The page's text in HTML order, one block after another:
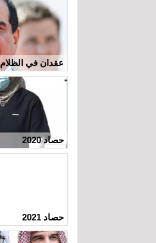
عقدان في الظلام
حصاد 2020
حصاد 2021